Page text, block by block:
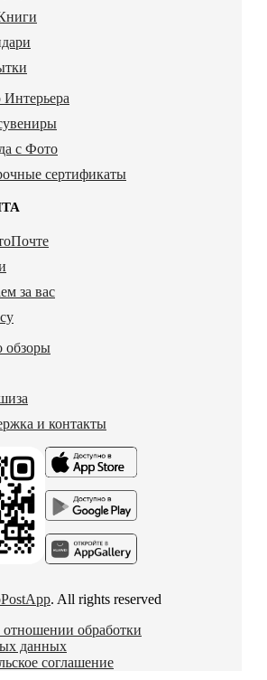
Интерьера
с Фото
сертификаты
за вас
обзоры
и контакты
. All rights reserved
обработки
данных
соглашение